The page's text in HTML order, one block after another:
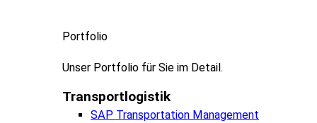
Portfolio
Unser Portfolio für Sie im Detail.
Transportlogistik
SAP Transportation Management